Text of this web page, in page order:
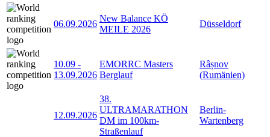
06.09.2026
New Balance KÖ
MEILE 2026
Düsseldorf
10.09 -
13.09.2026
EMORRC Masters
Berglauf
Râșnov
(Rumänien)
12.09.2026
38.
ULTRAMARATHON
DM im 100km-
Straßenlauf
Berlin-
Wartenberg